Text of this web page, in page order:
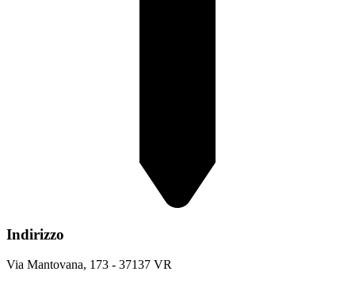
Indirizzo
Via Mantovana, 173 - 37137 VR